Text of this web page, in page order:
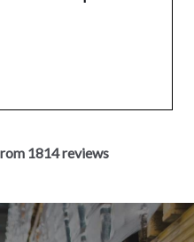
1814 reviews